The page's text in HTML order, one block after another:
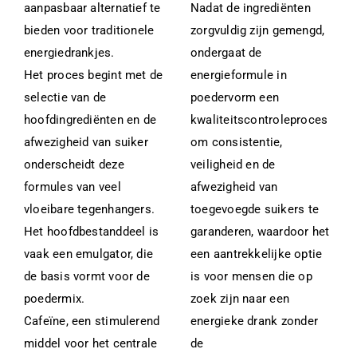
aanpasbaar alternatief te
bieden voor traditionele
energiedrankjes.
Het proces begint met de
selectie van de
hoofdingrediënten en de
afwezigheid van suiker
onderscheidt deze
formules van veel
vloeibare tegenhangers.
Het hoofdbestanddeel is
vaak een emulgator, die
de basis vormt voor de
poedermix.
Cafeïne, een stimulerend
middel voor het centrale
Nadat de ingrediënten
zorgvuldig zijn gemengd,
ondergaat de
energieformule in
poedervorm een
kwaliteitscontroleproces
om consistentie,
veiligheid en de
afwezigheid van
toegevoegde suikers te
garanderen, waardoor het
een aantrekkelijke optie
is voor mensen die op
zoek zijn naar een
energieke drank zonder
de